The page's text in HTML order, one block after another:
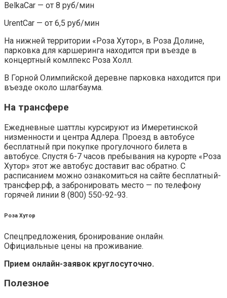
BelkaCar — от 8 руб/мин
UrentCar — от 6,5 руб/мин
На нижней территории «Роза Хутор», в Роза Долине,
парковка для каршеринга находится при въезде в
концертный комлпекс Роза Холл.
В Горной Олимпийской деревне парковка находится при
въезде около шлагбаума.
На трансфере
Ежедневные шаттлы курсируют из Имеретинской
низменности и центра Адлера. Проезд в автобусе
бесплатный при покупке прогулочного билета в
автобусе. Спустя 6-7 часов пребывания на курорте «Роза
Хутор» этот же автобус доставит вас обратно. С
расписанием можно ознакомиться на сайте бесплатный-
трансфер.рф, а забронировать место — по телефону
горячей линии 8 (800) 550-92-93.
Роза Хутор
Спецпредложения, бронирование онлайн.
Официальные цены на проживание.
Прием онлайн-заявок круглосуточно.
Полезное